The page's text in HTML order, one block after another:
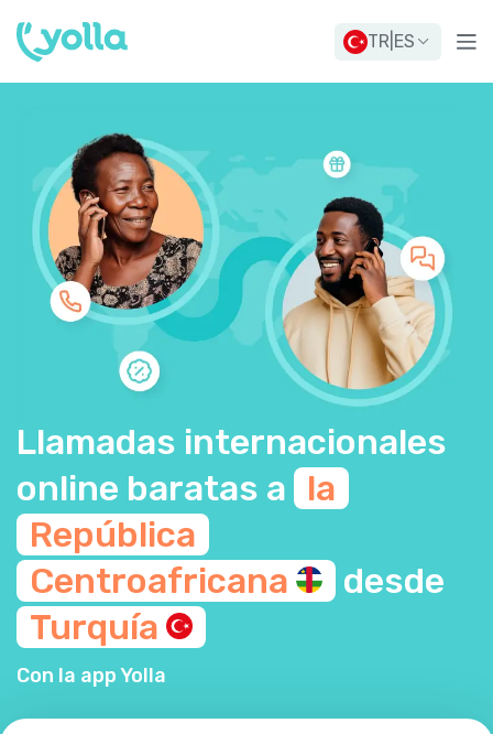
TR ES
Llamadas internacionales
online baratas a la
República
Centroafricana
desde
Turquía
Con la app Yolla